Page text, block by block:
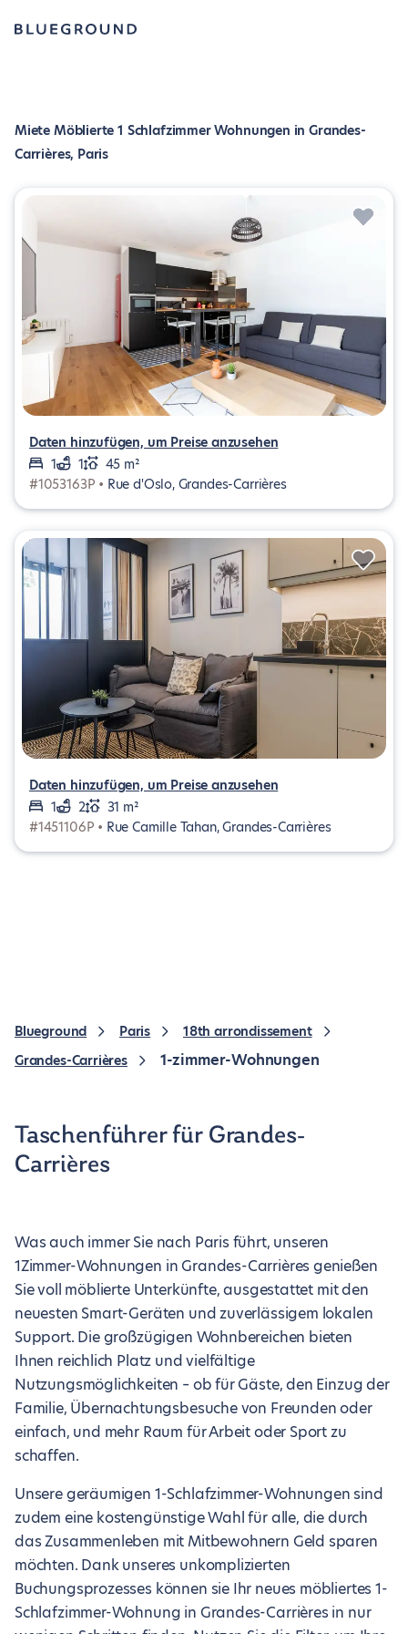
Miete Möblierte 1 Schlafzimmer Wohnungen in Grandes-
Carrières, Paris
Daten hinzufügen, um Preise anzusehen
1
1
45 m²
#1053163P • Rue d'Oslo, Grandes-Carrières
Daten hinzufügen, um Preise anzusehen
1
2
31 m²
#1451106P • Rue Camille Tahan, Grandes-Carrières
Blueground Paris
18th arrondissement
Grandes-Carrières
1-zimmer-Wohnungen
Taschenführer für Grandes-
Carrières
Was auch immer Sie nach Paris führt, unseren
1Zimmer-Wohnungen in Grandes-Carrières genießen
Sie voll möblierte Unterkünfte, ausgestattet mit den
neuesten Smart-Geräten und zuverlässigem lokalen
Support. Die großzügigen Wohnbereichen bieten
Ihnen reichlich Platz und vielfältige
Nutzungsmöglichkeiten – ob für Gäste, den Einzug der
Familie, Übernachtungsbesuche von Freunden oder
einfach, und mehr Raum für Arbeit oder Sport zu
schaffen.
Unsere geräumigen 1-Schlafzimmer-Wohnungen sind
zudem eine kostengünstige Wahl für alle, die durch
das Zusammenleben mit Mitbewohnern Geld sparen
möchten. Dank unseres unkomplizierten
Buchungsprozesses können sie Ihr neues möbliertes 1-
Schlafzimmer-Wohnung in Grandes-Carrières in nur